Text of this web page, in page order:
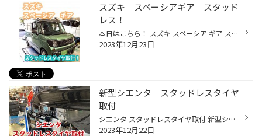
スズキ スペーシアギア スタッド
レス！
本日はこちら！ スズキ スペーシア ギア スタッドレスタイヤの取付です。 スペーシアギア、モデルとしては アウトドアなパッケージですよね♪ ライト周りも丸目で、特徴的！ 交換の経緯。 今まで使っていたスタッドレスタイヤが 溝がなくなって使用が難しくなってきたので 交換です！！ ブリヂストン...
2023年12月23日
新型シエンタ スタッドレスタイヤ
取付
シエンタ スタッドレスタイヤ取付 新型シエンタです！ 今回取り付けさせて頂いたのは、 BLIZZAK VRX3 185/65R15 長距離の多いお客様で、やっぱりいきなりの降雪が心配で、 スタッドレスタイヤの取付をします。 作業完了です！ これでいつ降雪があっても大丈夫ですね〜 寒波が来ているようなので、 ...
2023年12月22日